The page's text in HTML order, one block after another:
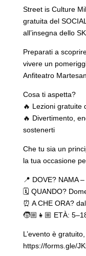
Street is Culture
gratuita del
all’insegna dello
Preparati a
vivere un
Anfiteatro
Cosa ti aspetta?
🔥 Lezioni gratuite
🔥 Divertimento,
sostenerti
Che tu sia un
la tua occasione
📍 DOVE? NAMA
🗓 QUANDO?
⏰ A CHE ORA?
🧒🏼👧🏼 ETÀ:
L’evento è
https://forms.gle/